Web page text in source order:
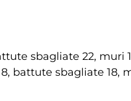
sbagliate 22, muri
battute sbagliate 18,